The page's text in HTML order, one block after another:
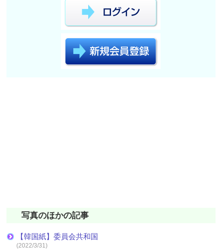
写真のほかの記事
【韓国紙】委員会共和国
(2022/3/31)